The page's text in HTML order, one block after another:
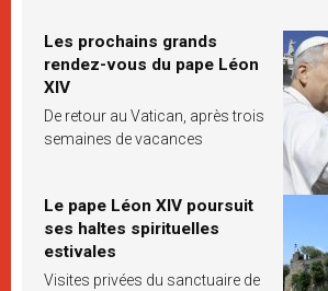
Les prochains grands
rendez-vous du pape Léon
XIV
De retour au Vatican, après trois
semaines de vacances
Le pape Léon XIV poursuit
ses haltes spirituelles
estivales
Visites privées du sanctuaire de